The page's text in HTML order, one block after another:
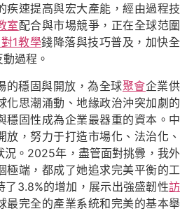
疾速提高與宏大產能，經由過程技
室配合與市場競爭，正在全球范圍
對1教學錢降落與技巧普及，加快全
過程。
的穩固與開放，為全球聚會企業供
化思潮涌動、地緣政治沖突加劇的
穩固性成為企業最器重的資本。中
放，努力于打造市場化、法治化、
況。2025年，盡管面對挑釁，我外
極端，都成了她追求完美平衡的工
了3.8%的增加，展示出強盛韌性訪
最完全的產業系統和完美的基本舉